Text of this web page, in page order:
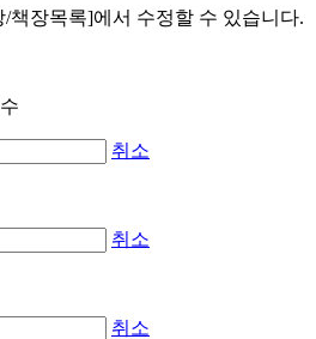
책장목록]에서 수정할 수 있습니다.
취소
취소
취소